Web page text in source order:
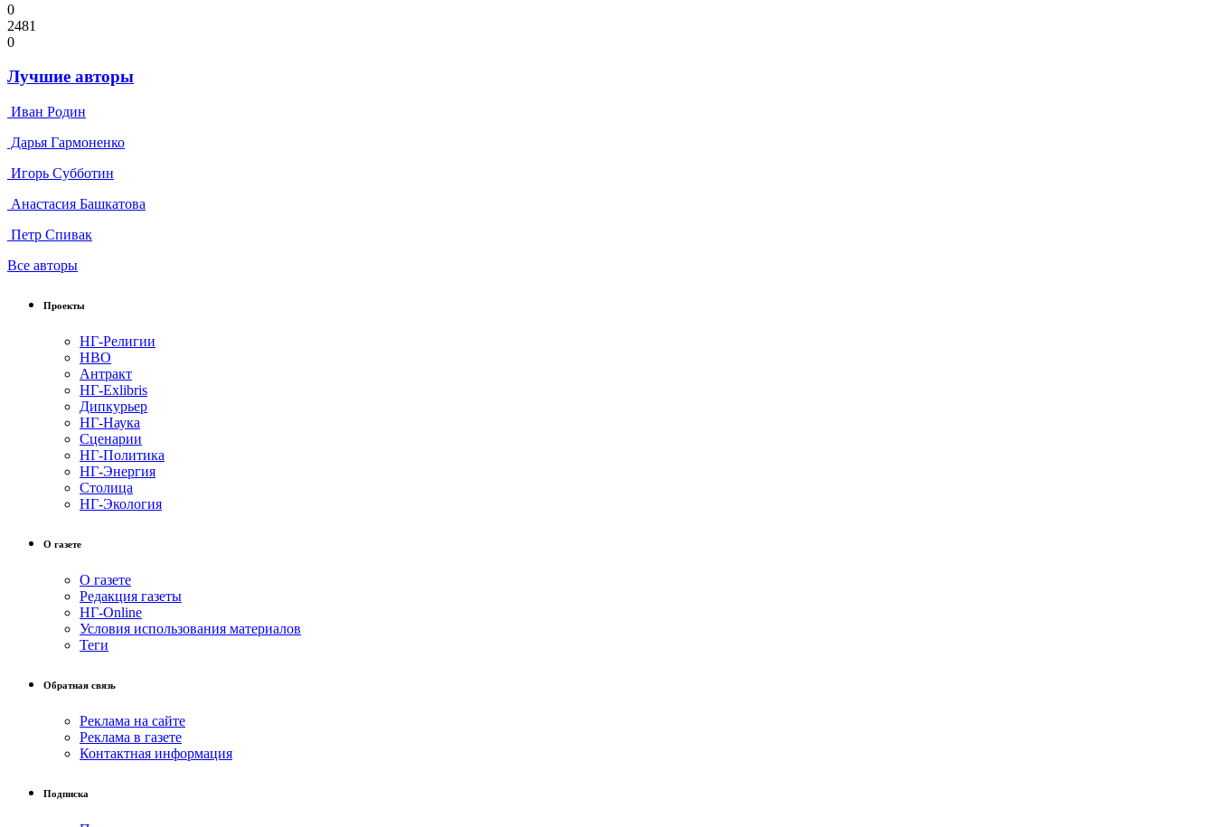
0
2481
0
Лучшие авторы
Иван Родин
Дарья Гармоненко
Игорь Субботин
Анастасия Башкатова
Петр Спивак
Все авторы
Проекты
НГ-Религии
НВО
Антракт
НГ-Exlibris
Дипкурьер
НГ-Наука
Сценарии
НГ-Политика
НГ-Энергия
Столица
НГ-Экология
О газете
О газете
Редакция газеты
НГ-Online
Условия использования материалов
Теги
Обратная связь
Реклама на сайте
Реклама в газете
Контактная информация
Подписка